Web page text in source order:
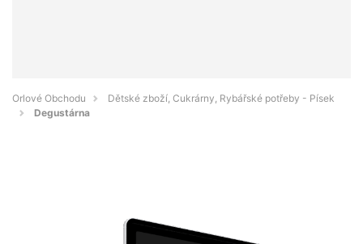
Orlové Obchodu
Dětské zboží, Cukrárny, Rybářské potřeby - Písek
Degustárna